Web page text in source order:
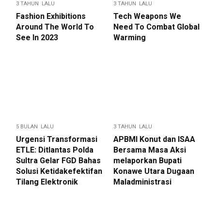
3 TAHUN LALU
Fashion Exhibitions
Around The World To
See In 2023
3 TAHUN LALU
Tech Weapons We
Need To Combat Global
Warming
5 BULAN LALU
Urgensi Transformasi
ETLE: Ditlantas Polda
Sultra Gelar FGD Bahas
Solusi Ketidakefektifan
Tilang Elektronik
3 TAHUN LALU
APBMI Konut dan ISAA
Bersama Masa Aksi
melaporkan Bupati
Konawe Utara Dugaan
Maladministrasi